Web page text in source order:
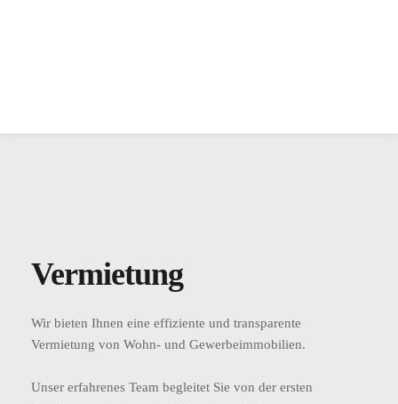
Vermietung
Wir bieten Ihnen eine effiziente und transparente
Vermietung von Wohn- und Gewerbeimmobilien.
Unser erfahrenes Team begleitet Sie von der ersten